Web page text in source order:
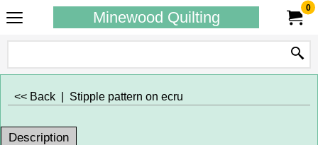
Minewood Quilting
0
<< Back Stipple pattern on ecru
Description